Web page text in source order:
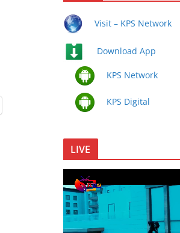
Visit – KPS Network
Download App
KPS Network
KPS Digital
LIVE